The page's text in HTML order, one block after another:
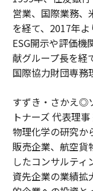
営業、国際業務、
を経て、2017年よ
ESG開示や評価
献グループ長を経
国際協力財団専務
すずき・さかえ◎
トナーズ 代表理事
物理化学の研究か
販売企業、航空貨
したコンサルテ
資先企業の業績拡